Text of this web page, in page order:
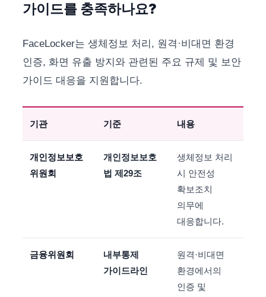
가이드를 충족하나요?
FaceLocker는 생체정보 처리, 원격·비대면 환경
인증, 화면 유출 방지와 관련된 주요 규제 및 보안
가이드 대응을 지원합니다.
기관 기준 내용
개인정보보호
위원회
개인정보보호
법 제29조
생체정보 처리
시 안전성
확보조치
의무에
대응합니다.
금융위원회
내부통제
가이드라인
원격·비대면
환경에서의
인증 및